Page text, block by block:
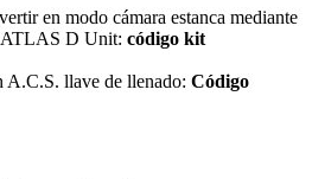
en modo cámara estanca mediante
ATLAS D Unit: código kit
A.C.S. llave de llenado: Código